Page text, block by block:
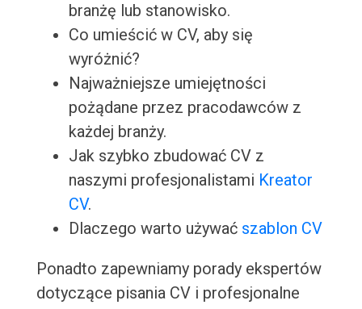
branżę lub stanowisko.
Co umieścić w CV, aby się
wyróżnić?
Najważniejsze umiejętności
pożądane przez pracodawców z
każdej branży.
Jak szybko zbudować CV z
naszymi profesjonalistami Kreator
CV.
Dlaczego warto używać szablon CV
Ponadto zapewniamy porady ekspertów
dotyczące pisania CV i profesjonalne